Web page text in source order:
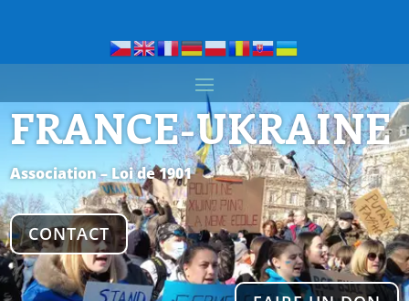
FRANCE-UKRAINE
Association – Loi de 1901
CONTACT